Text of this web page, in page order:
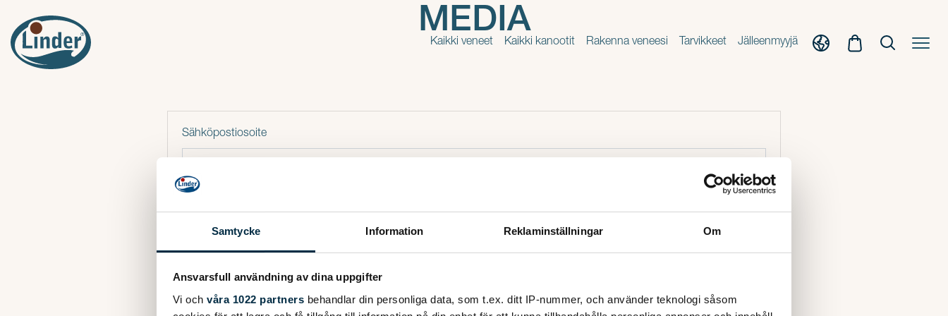
Samtycke Information Reklaminställningar Om
Ansvarsfull användning av dina uppgifter
Vi och våra 1022 partners behandlar din personliga data, som t.ex. ditt IP-nummer, och använder teknologi såsom
Kaikki veneet Kaikki kanootit Rakenna veneesi Tarvikkeet Jälleenmyyjä
MEDIA
Sähköpostiosoite
Salasana